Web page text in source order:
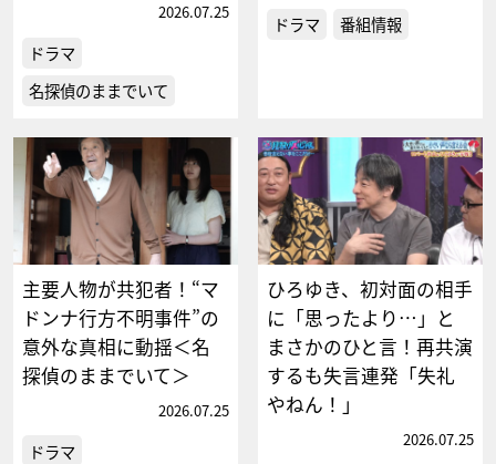
2026.07.25
ドラマ
名探偵のままでいて
ドラマ 番組情報
主要人物が共犯者！“マ
ドンナ行方不明事件”の
意外な真相に動揺＜名
探偵のままでいて＞
2026.07.25
ドラマ
ひろゆき、初対面の相手
に「思ったより…」と
まさかのひと言！再共演
するも失言連発「失礼
やねん！」
2026.07.25